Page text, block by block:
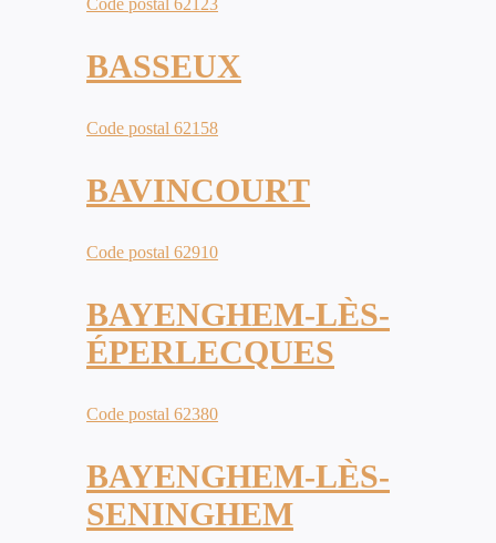
Code postal 62123
BASSEUX
Code postal 62158
BAVINCOURT
Code postal 62910
BAYENGHEM-LÈS-
ÉPERLECQUES
Code postal 62380
BAYENGHEM-LÈS-
SENINGHEM